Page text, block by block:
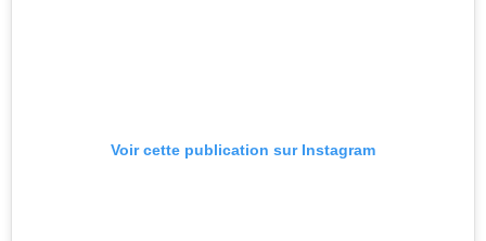
Voir cette publication sur Instagram